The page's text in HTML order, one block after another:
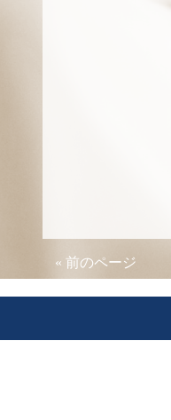
« 前のページ